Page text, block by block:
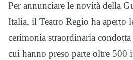
Per annunciare le novità della
Italia, il Teatro Regio ha aperto
cerimonia straordinaria
cui hanno preso parte oltre 500